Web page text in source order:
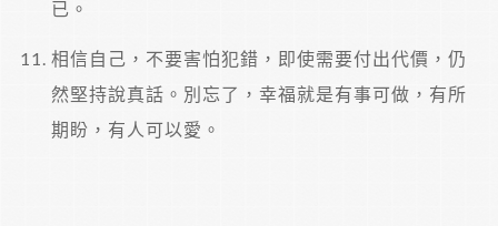
已。
相信自己，不要害怕犯錯，即使需要付出代價，仍
然堅持說真話。別忘了，幸福就是有事可做，有所
期盼，有人可以愛。